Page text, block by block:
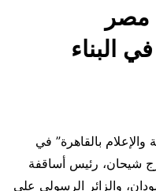
مصر
البناء
والإعلام بالقاهرة” في
شيحان، رئيس أساقفة
والزائر الرسولي على